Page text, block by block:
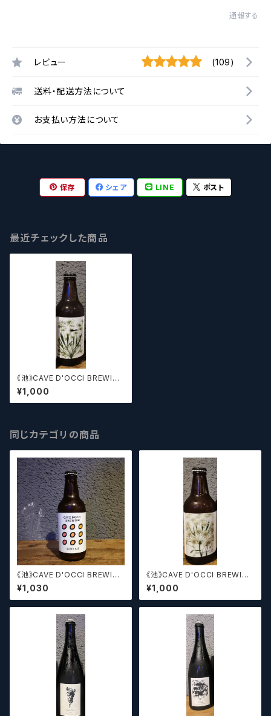
通報する
レビュー (109)
送料・配送方法について
お支払い方法について
保存 シェア LINE ポスト
最近チェックした商品
《池》CAVE D'OCCI BREWING
10q
¥1,000
同じカテゴリの商品
《池》CAVE D'OCCI BREWING
カーブドッチブルーイング サワ
ーエール
¥1,030
《池》CAVE D'OCCI BREWING
143
¥1,000